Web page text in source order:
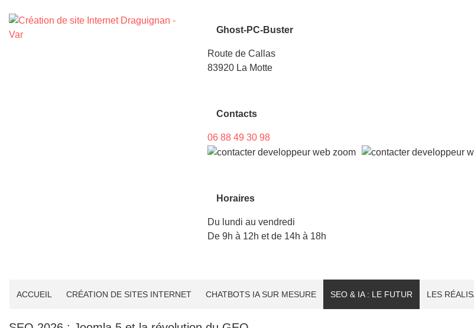
Ghost-PC-Buster
Route de Callas
83920 La Motte
Contacts
06 88 49 30 98
Horaires
Du lundi au vendredi
De 9h à 12h et de 14h à 18h
ACCUEIL CRÉATION DE SITES INTERNET CHATBOTS IA SUR MESURE SEO & IA : LE FUTUR LES